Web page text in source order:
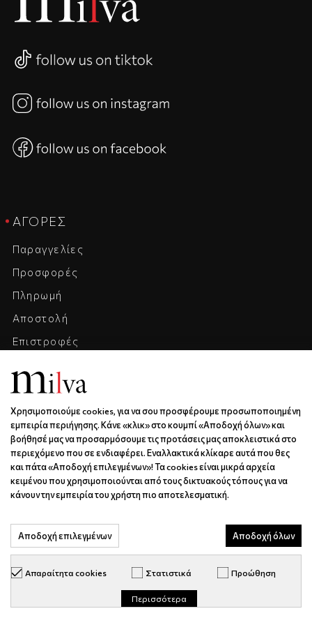
ΑΓΟΡΈΣ
Παραγγελίες
Προσφορές
Πληρωμή
Αποστολή
Επιστροφές
Προστασία Καταναλωτή
Όροι & Προϋποθέσεις
Προσωπικά Δεδομένα
Επικοινωνία
Καριέρα
ΕΠΙΚΟΙΝΩΝΊΑ & ΩΡΆΡΙΟ
Ξάνθου 6 | Κως | 85300
Χρησιμοποιούμε cookies, για να σου προσφέρουμε προσωποποιημένη
εμπειρία περιήγησης. Κάνε «κλικ» στο κουμπί «Αποδοχή όλων» και
βοήθησέ μας να προσαρμόσουμε τις προτάσεις μας αποκλειστικά στο
περιεχόμενο που σε ενδιαφέρει. Εναλλακτικά κλίκαρε αυτά που θες
και πάτα «Αποδοχή επιλεγμένων»! Τα cookies είναι μικρά αρχεία
κειμένου που χρησιμοποιούνται από τους δικτυακούς τόπους για να
κάνουν την εμπειρία του χρήστη πιο αποτελεσματική.
Αποδοχή επιλεγμένων Αποδοχή όλων
Απαραίτητα cookies Στατιστικά Προώθηση
Περισσότερα